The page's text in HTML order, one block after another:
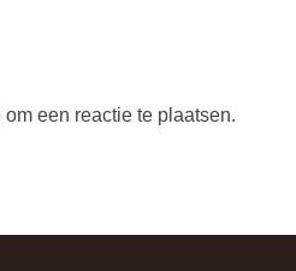
om een reactie te plaatsen.